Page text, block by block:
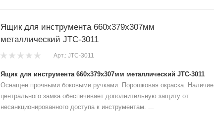
Ящик для инструмента 660х379х307мм
металлический JTC-3011
Арт.: JTC-3011
Ящик для инструмента 660х379х307мм металлический JTC-3011
Оснащен прочными боковыми ручками. Порошковая окраска. Наличие
центрального замка обеспечивает дополнительную защиту от
несанкционированного доступа к инструментам. ...